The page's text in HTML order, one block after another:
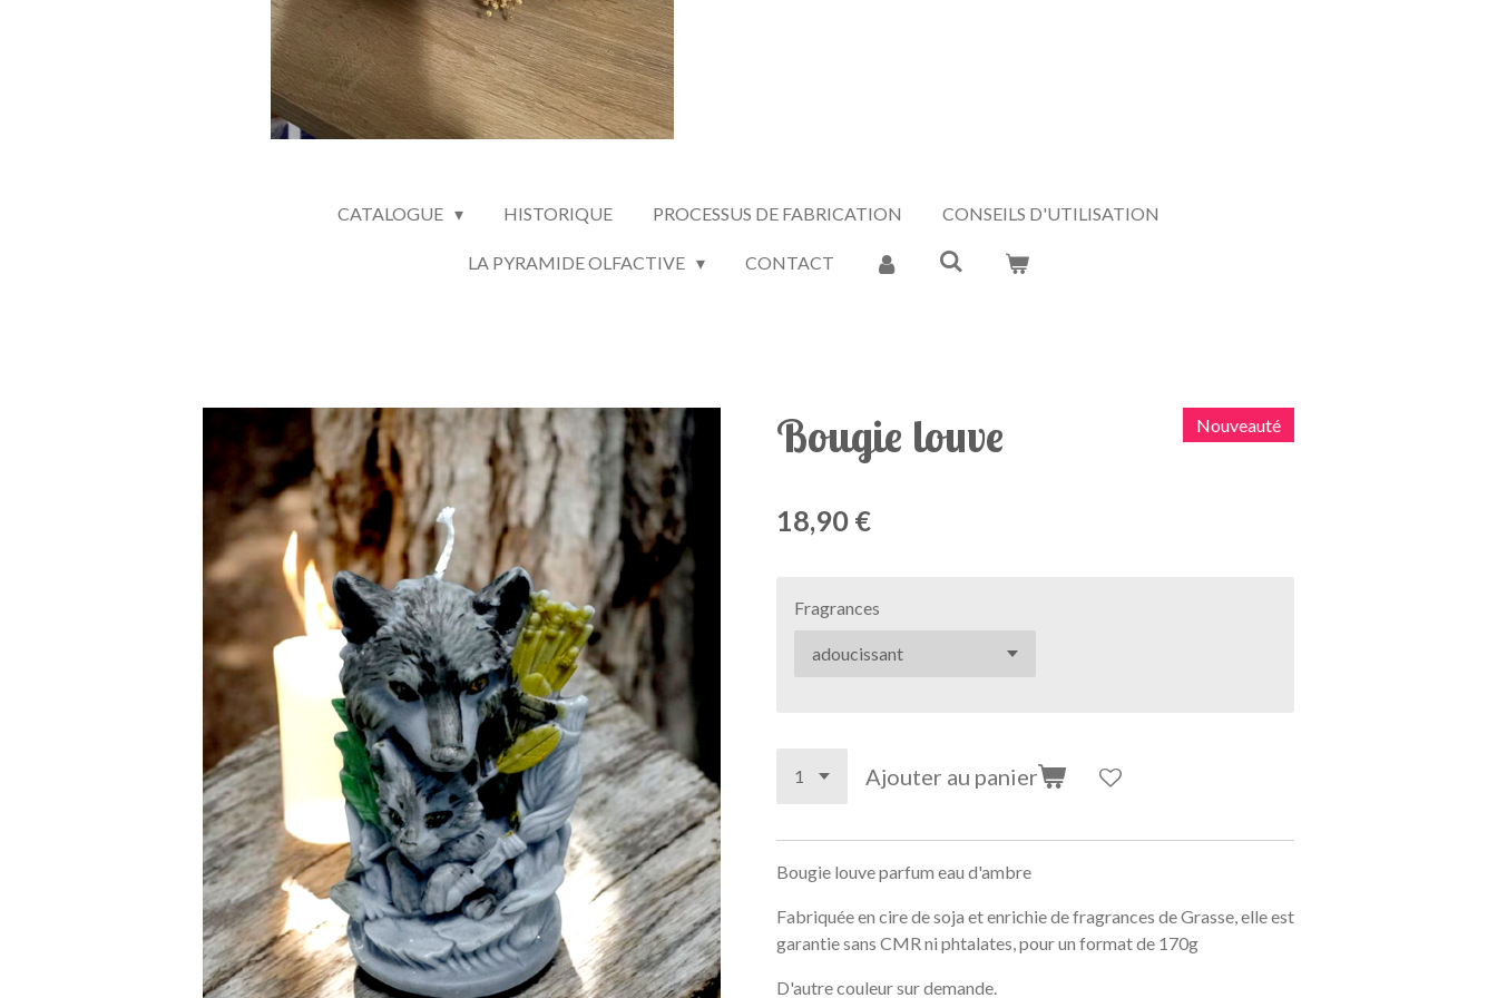
CATALOGUE HISTORIQUE PROCESSUS DE FABRICATION CONSEILS D'UTILISATION
LA PYRAMIDE OLFACTIVE CONTACT
Bougie louve Nouveauté
18,90 €
Fragrances
Ajouter au panier
Bougie louve parfum eau d'ambre
Fabriquée en cire de soja et enrichie de fragrances de Grasse, elle est
garantie sans CMR ni phtalates, pour un format de 170g
D'autre couleur sur demande.